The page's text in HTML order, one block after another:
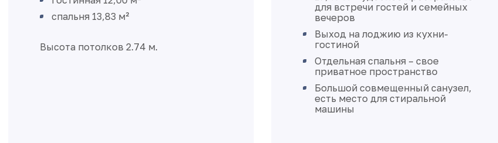
спальня 13,83 м²
Высота потолков 2.74 м.
для встречи гостей и семейных
вечеров
Выход на лоджию из кухни-
гостиной
Отдельная спальня – свое
приватное пространство
Большой совмещенный санузел,
есть место для стиральной
машины